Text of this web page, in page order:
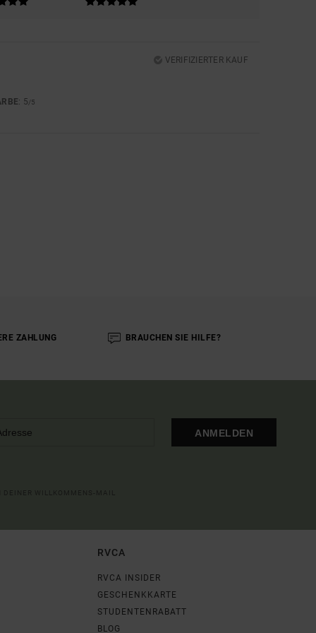
VERIFIZIERTER KAUF
: 5/5
ZAHLUNG BRAUCHEN SIE HILFE?
ANMELDEN
RVCA
RVCA INSIDER
GESCHENKKARTE
STUDENTENRABATT
BLOG